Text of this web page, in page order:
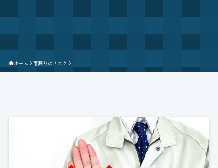
ホーム 雨漏りのリスク